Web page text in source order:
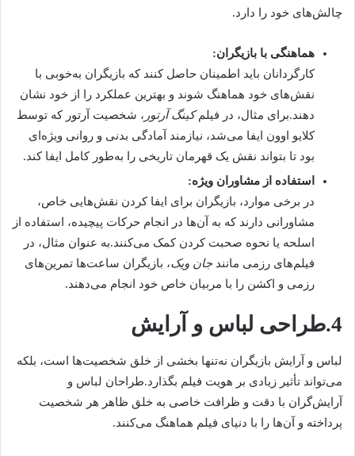
چالش‌های خود را دارد.
هماهنگی با بازیگران:
کارگردانان باید اطمینان حاصل کنند که بازیگران به‌خوبی با
نقش‌های خود هماهنگ شوند و بهترین عملکرد را از خود نشان
دهند.برای مثال، در فیلمکینگ آرتور ، شخصیت آرتور که توسط
کلایو اوون ایفا می‌شد، نیازمند آمادگی بدنی و روانی ویژه‌ای
بود تا بتواند نقش یک قهرمان تاریخی را به‌طور کامل ایفا کند.
استفاده از مشاوران ویژه:
در برخی موارد، بازیگران برای ایفا کردن نقش‌هایی خاص،
مشاورانی دارند که به آن‌ها در انجام حرکات پیچیده، استفاده از
اسلحه یا نحوه صحبت کردن کمک می‌کنند.به عنوان مثال، در
فیلم‌های رزمی مانندجان ویک، بازیگران ساعت‌ها تمرین‌های
رزمی و اکشن را با مربیان خاص خود انجام می‌دهند.
4.طراحی لباس و آرایش
لباس و آرایش بازیگران نه‌تنها بخشی از خلق شخصیت‌ها است، بلکه
می‌تواند تأثیر زیادی بر هویت فیلم بگذارد.طراحان لباس و
آرایش‌گران با دقت و ظرافت خاصی به خلق ظاهر هر شخصیت
پرداخته و آن‌ها را با دنیای فیلم هماهنگ می‌کنند.